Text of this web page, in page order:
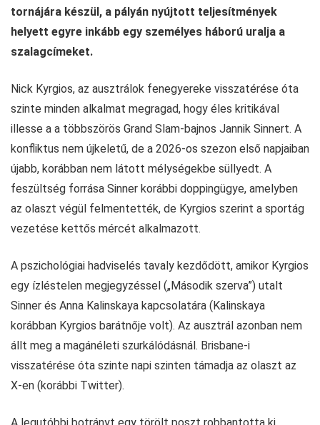
tornájára készül, a pályán nyújtott teljesítmények
helyett egyre inkább egy személyes háború uralja a
szalagcímeket.
Nick Kyrgios, az ausztrálok fenegyereke visszatérése óta
szinte minden alkalmat megragad, hogy éles kritikával
illesse a a többszörös Grand Slam-bajnos Jannik Sinnert. A
konfliktus nem újkeletű, de a 2026-os szezon első napjaiban
újabb, korábban nem látott mélységekbe süllyedt. A
feszültség forrása Sinner korábbi doppingügye, amelyben
az olaszt végül felmentették, de Kyrgios szerint a sportág
vezetése kettős mércét alkalmazott.
A pszichológiai hadviselés tavaly kezdődött, amikor Kyrgios
egy ízléstelen megjegyzéssel („Második szerva”) utalt
Sinner és Anna Kalinskaya kapcsolatára (Kalinskaya
korábban Kyrgios barátnője volt). Az ausztrál azonban nem
állt meg a magánéleti szurkálódásnál. Brisbane-i
visszatérése óta szinte napi szinten támadja az olaszt az
X-en (korábbi Twitter).